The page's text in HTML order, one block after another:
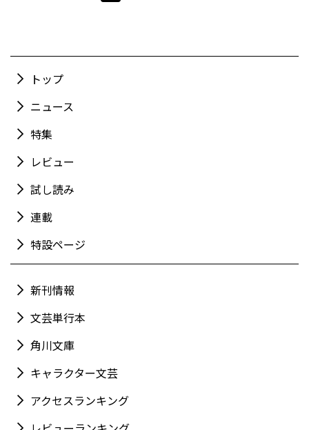
トップ
ニュース
特集
レビュー
試し読み
連載
特設ページ
新刊情報
文芸単行本
角川文庫
キャラクター文芸
アクセスランキング